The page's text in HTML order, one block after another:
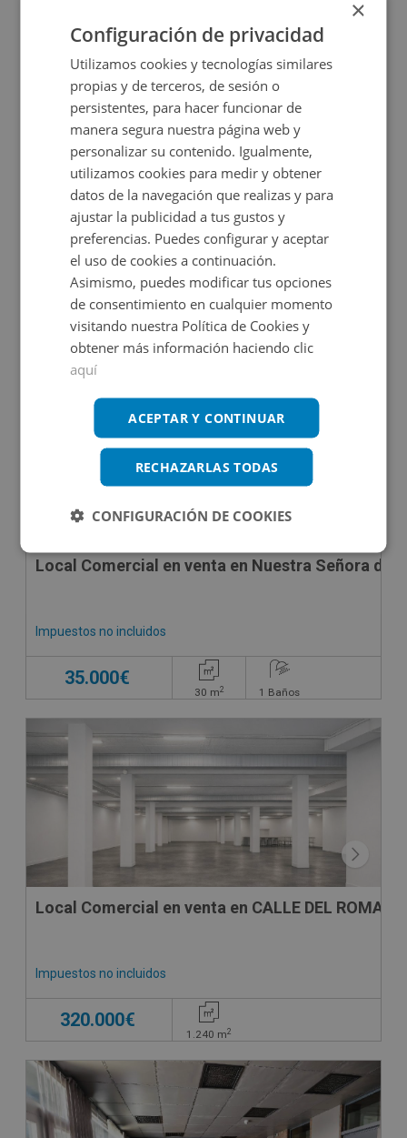
CESIÓN DE REMATE
Local Comercial en venta en AVENIDA PAISOS
Impuestos no incluidos
26.177€
55m2
Local Comercial en venta en Nuestra Señora de
Impuestos no incluidos
35.000€
30 m2 1 Baños
Local Comercial en venta en CALLE DEL ROMANI
Impuestos no incluidos
320.000€
1.240 m2
×
Configuración de privacidad
Utilizamos cookies y tecnologías similares
propias y de terceros, de sesión o
persistentes, para hacer funcionar de
manera segura nuestra página web y
personalizar su contenido. Igualmente,
utilizamos cookies para medir y obtener
datos de la navegación que realizas y para
ajustar la publicidad a tus gustos y
preferencias. Puedes configurar y aceptar
el uso de cookies a continuación.
Asimismo, puedes modificar tus opciones
de consentimiento en cualquier momento
visitando nuestra Política de Cookies y
obtener más información haciendo clic
aquí
ACEPTAR Y CONTINUAR
RECHAZARLAS TODAS
CONFIGURACIÓN DE COOKIES